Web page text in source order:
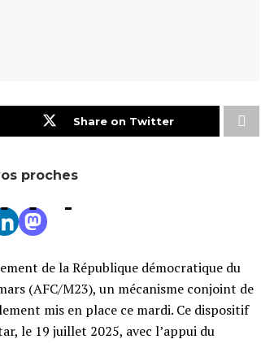
Share on Twitter
proches
de la République démocratique du
(AFC/M23), un mécanisme conjoint de
mis en place ce mardi. Ce dispositif
le 19 juillet 2025, avec l’appui du